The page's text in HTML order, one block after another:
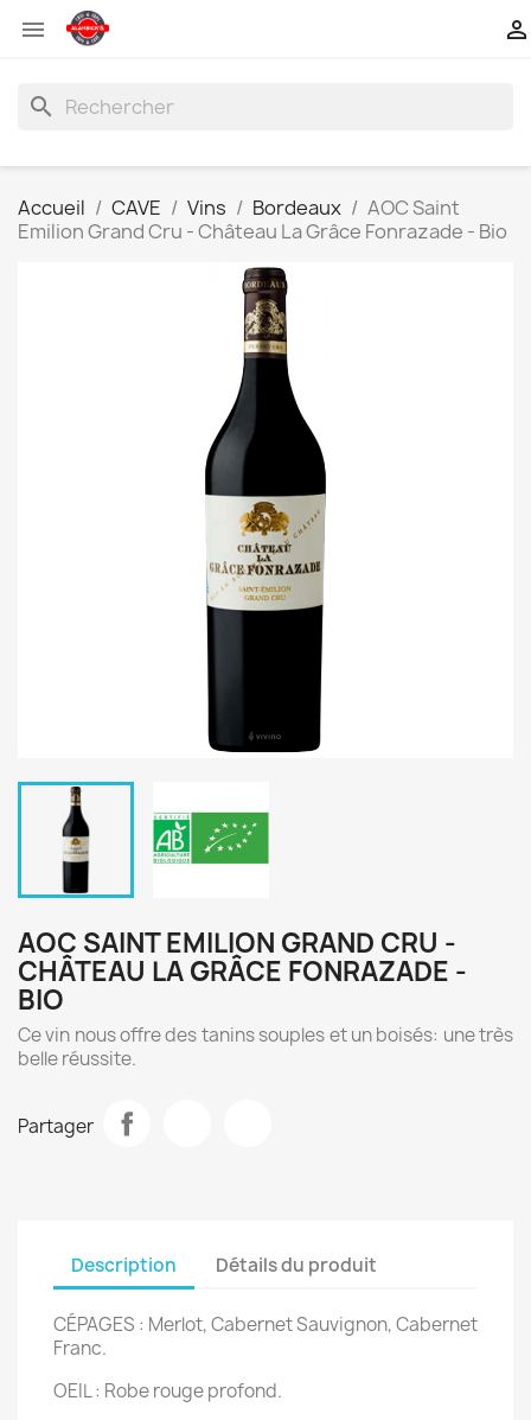
 
search
Accueil CAVE Vins Bordeaux
AOC Saint
Emilion Grand Cru - Château La Grâce Fonrazade - Bio
AOC SAINT EMILION GRAND CRU -
CHÂTEAU LA GRÂCE FONRAZADE -
BIO
Ce vin nous offre des tanins souples et un boisés: une très
belle réussite.
Partager
Description Détails du produit
CÉPAGES : Merlot, Cabernet Sauvignon, Cabernet
Franc.
OEIL : Robe rouge profond.